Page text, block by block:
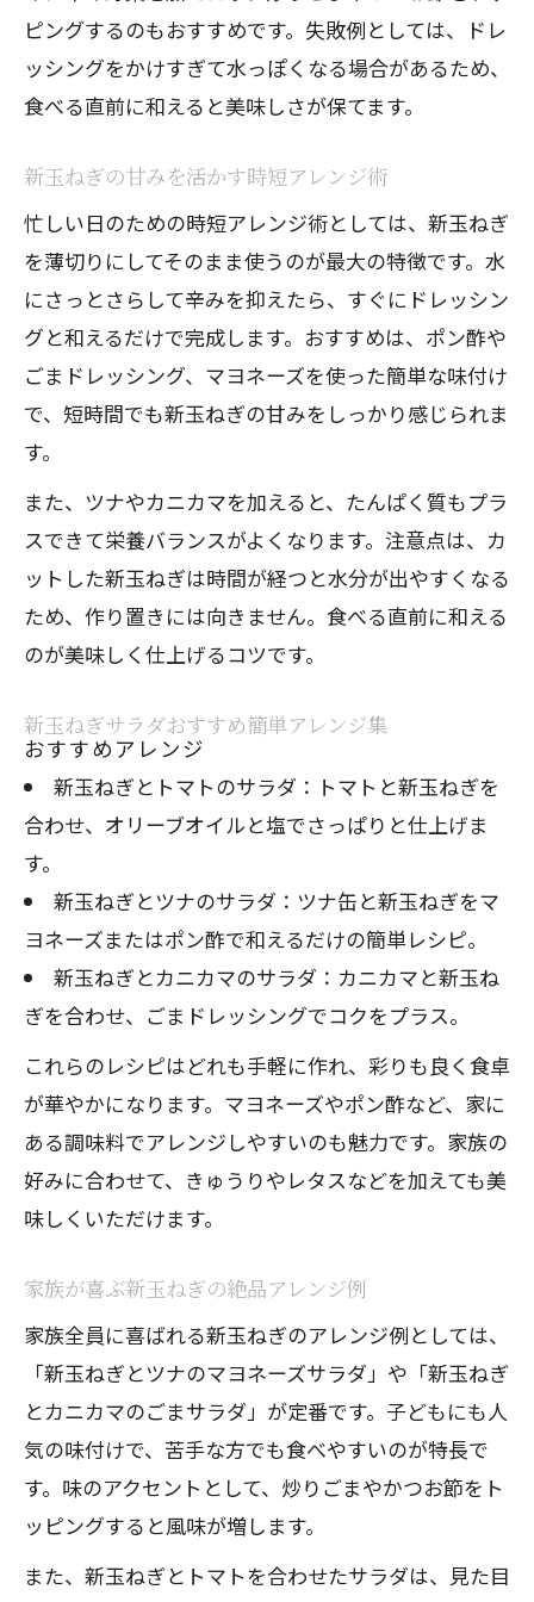
ピングするのもおすすめです。失敗例としては、ドレ
ッシングをかけすぎて水っぽくなる場合があるため、
食べる直前に和えると美味しさが保てます。
新玉ねぎの甘みを活かす時短アレンジ術
忙しい日のための時短アレンジ術としては、新玉ねぎ
を薄切りにしてそのまま使うのが最大の特徴です。水
にさっとさらして辛みを抑えたら、すぐにドレッシン
グと和えるだけで完成します。おすすめは、ポン酢や
ごまドレッシング、マヨネーズを使った簡単な味付け
で、短時間でも新玉ねぎの甘みをしっかり感じられま
す。
また、ツナやカニカマを加えると、たんぱく質もプラ
スできて栄養バランスがよくなります。注意点は、カ
ットした新玉ねぎは時間が経つと水分が出やすくなる
ため、作り置きには向きません。食べる直前に和える
のが美味しく仕上げるコツです。
新玉ねぎサラダおすすめ簡単アレンジ集
おすすめアレンジ
新玉ねぎとトマトのサラダ：トマトと新玉ねぎを
合わせ、オリーブオイルと塩でさっぱりと仕上げま
す。
新玉ねぎとツナのサラダ：ツナ缶と新玉ねぎをマ
ヨネーズまたはポン酢で和えるだけの簡単レシピ。
新玉ねぎとカニカマのサラダ：カニカマと新玉ね
ぎを合わせ、ごまドレッシングでコクをプラス。
これらのレシピはどれも手軽に作れ、彩りも良く食卓
が華やかになります。マヨネーズやポン酢など、家に
ある調味料でアレンジしやすいのも魅力です。家族の
好みに合わせて、きゅうりやレタスなどを加えても美
味しくいただけます。
家族が喜ぶ新玉ねぎの絶品アレンジ例
家族全員に喜ばれる新玉ねぎのアレンジ例としては、
「新玉ねぎとツナのマヨネーズサラダ」や「新玉ねぎ
とカニカマのごまサラダ」が定番です。子どもにも人
気の味付けで、苦手な方でも食べやすいのが特長で
す。味のアクセントとして、炒りごまやかつお節をト
ッピングすると風味が増します。
また、新玉ねぎとトマトを合わせたサラダは、見た目